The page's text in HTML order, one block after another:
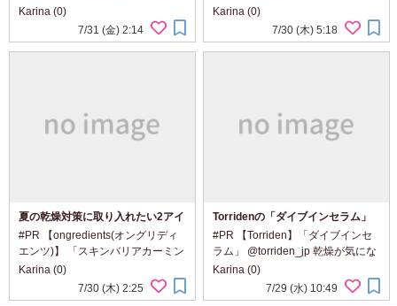
ー」 「イベリン スカイハイ 01 ブ
ラック」 @maybelline メイベリン
の人気マスカラに、 仕込みのひと
Karina (0)
7/31 (金) 2:14
@be_activeorganic 風吹き抜ける
ハーブガーデンのような香りと、
みずみずしい使い心地。 顔にもボ
Karina (0)
7/30 (木) 5:18
夏の乾燥対策に取り入れたい2アイ
テム
#PR 【ongredients(オングリディ
エンツ)】 「スキンバリアカーミン
グローションEX」 「オングリディ
エンツ スキンバリアグローミス
ト」 @ongredientsjp ongredients
Karina (0)
7/30 (木) 2:25
Torridenの「ダイブインセラム」
#PR 【Torriden】「ダイブインセ
ラム」 @torriden_jp 乾燥が気にな
る日の肌に、 みずみずしいうるお
いを重ねる一本。 Torridenの「ダ
イブインセラム」。 ダイブインら
Karina (0)
7/29 (水) 10:49